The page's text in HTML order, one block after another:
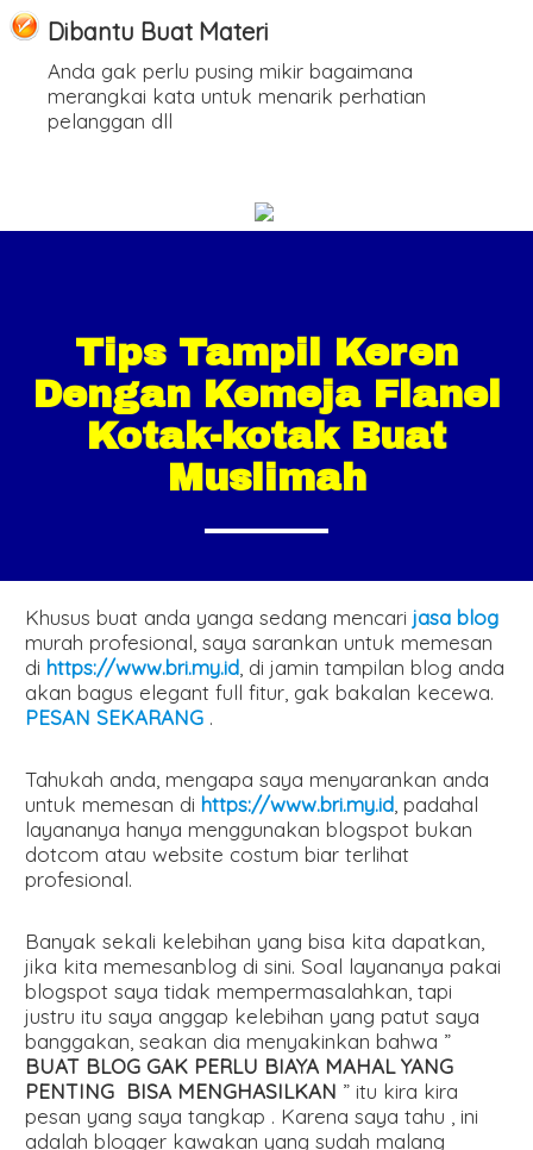
Dibantu Buat Materi
Anda gak perlu pusing mikir bagaimana
merangkai kata untuk menarik perhatian
pelanggan dll
Tips Tampil Keren
Dengan Kemeja Flanel
Kotak-kotak Buat
Muslimah
Khusus buat anda yanga sedang mencarijasa blog
murah profesional, saya sarankan untuk memesan
dihttps://www.bri.my.id , di jamin tampilan blog anda
akan bagus elegant full fitur, gak bakalan kecewa.
PESAN SEKARANG .
Tahukah anda, mengapa saya menyarankan anda
untuk memesan dihttps://www.bri.my.id , padahal
layananya hanya menggunakan blogspot bukan
dotcom atau website costum biar terlihat
profesional.
Banyak sekali kelebihan yang bisa kita dapatkan,
jika kita memesanblog di sini. Soal layananya pakai
blogspot saya tidak mempermasalahkan, tapi
justru itu saya anggap kelebihan yang patut saya
banggakan, seakan dia menyakinkan bahwa ”
BUAT BLOG GAK PERLU BIAYA MAHAL YANG
PENTING BISA MENGHASILKAN ” itu kira kira
pesan yang saya tangkap . Karena saya tahu , ini
adalah blogger kawakan yang sudah malang